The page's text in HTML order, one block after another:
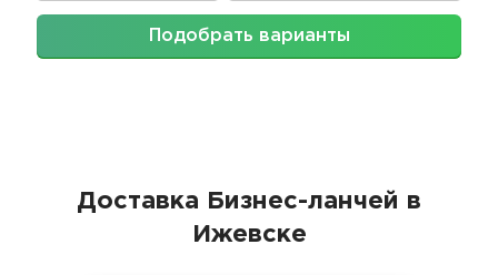
Подобрать варианты
Доставка Бизнес-ланчей в
Ижевске